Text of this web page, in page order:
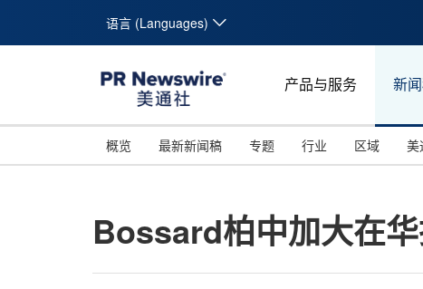
语言 (Languages)
产品与服务 新
概览 最新新闻稿 专题 行业 区域 美
Bossard柏中加大在